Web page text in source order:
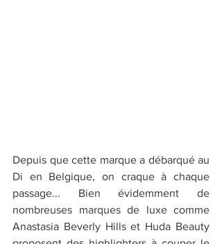
Depuis que cette marque a débarqué au
Di en Belgique, on craque à chaque
passage... Bien évidemment de
nombreuses marques de luxe comme
Anastasia Beverly Hills et Huda Beauty